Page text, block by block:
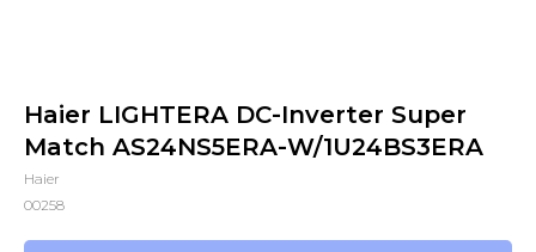
Haier LIGHTERA DC-Inverter Super
Match AS24NS5ERA-W/1U24BS3ERA
Haier
00258